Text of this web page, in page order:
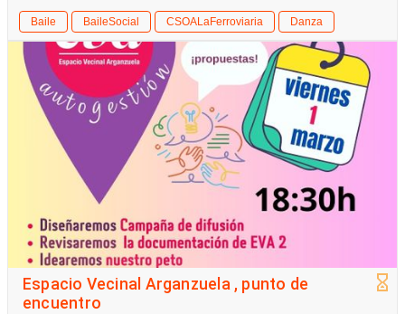
Baile BaileSocial CSOALaFerroviaria Danza
Espacio Vecinal Arganzuela , punto de
encuentro